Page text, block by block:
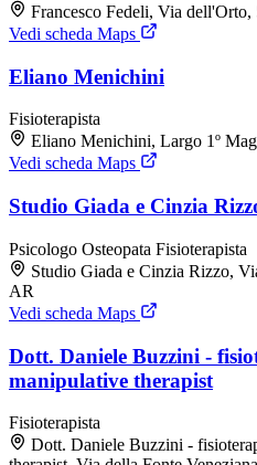
Francesco Fedeli, Via
Vedi scheda Maps
Eliano Menichini
Fisioterapista
Eliano Menichini, Largo 1º
Vedi scheda Maps
Studio Giada e Cinzia
Psicologo Osteopata Fisioterapista
Studio Giada e Cinzia Rizzo,
AR
Vedi scheda Maps
Dott. Daniele Buzzini -
manipulative therapist
Fisioterapista
Dott. Daniele Buzzini -